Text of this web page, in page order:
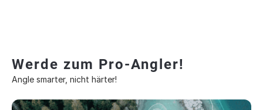
Werde zum Pro-Angler!
Angle smarter, nicht härter!